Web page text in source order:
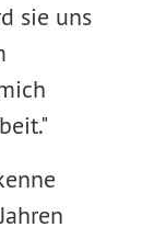
sie uns